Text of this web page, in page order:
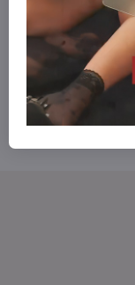
*(Povinné)